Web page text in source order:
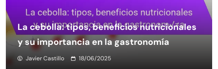
La cebolla: tipos, beneficios nutricionales
y su importancia en la gastronomía
Javier Castillo 18/06/2025